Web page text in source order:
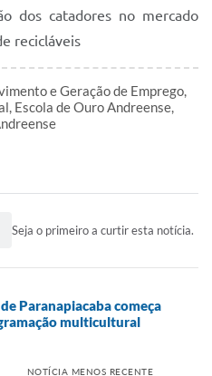
dos catadores no mercado
recicláveis
e Geração de Emprego,
Escola de Ouro Andreense,
Seja o primeiro a curtir esta notícia.
Paranapiacaba começa
multicultural
NOTÍCIA MENOS RECENTE